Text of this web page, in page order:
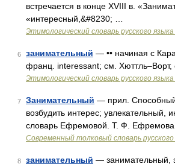
встречается в конце XVIII в.
«интересный,&#8230; …
Этимологический словарь русского
6 занимательный — •• начиная с
франц. interessant; см. Хюттль–Ворт,
Этимологический словарь русского
7 Занимательный — прил.
возбудить интерес; увлекательный,
словарь Ефремовой. Т. Ф.
Современный толковый словарь
8 занимательный — занимательный,